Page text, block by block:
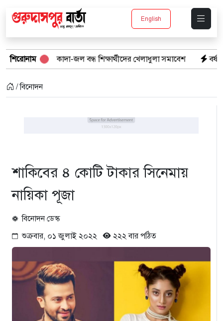
English
শিরোনাম
কাদা-জল বন্ধ শিক্ষার্থীদের খেলাধুলা সমাবেশ বর্ষার পানিতে
/ বিনোদন
শাকিবের ৪ কোটি টাকার সিনেমায়
নায়িকা পূজা
বিনোদন ডেস্ক
শুক্রবার, ০১ জুলাই ২০২২
২২২ বার পঠিত